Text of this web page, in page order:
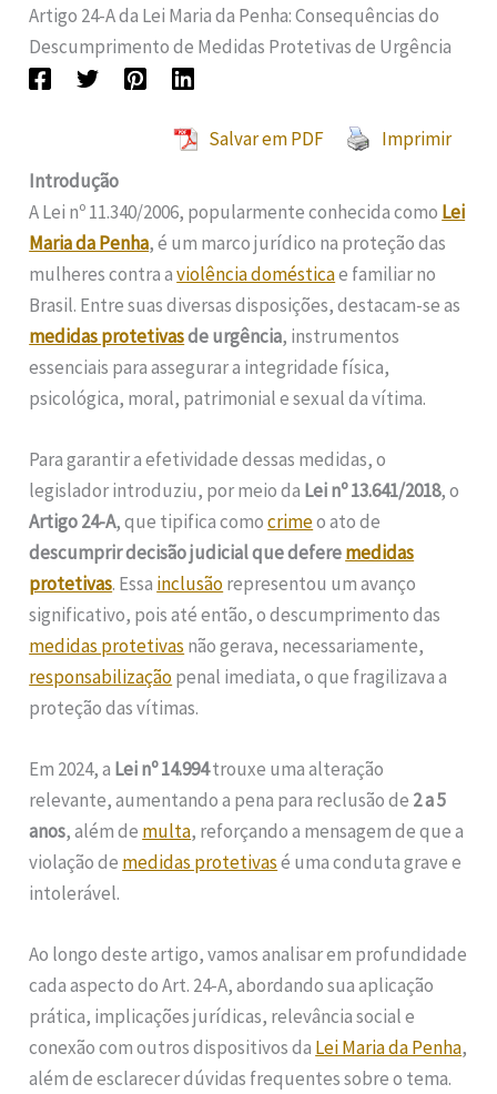
Artigo 24-A da Lei Maria da Penha: Consequências do
Descumprimento de Medidas Protetivas de Urgência
Salvar em PDF
Imprimir
Introdução
A Lei nº 11.340/2006, popularmente conhecida como Lei
Maria da Penha, é um marco jurídico na proteção das
mulheres contra aviolência domésticae familiar no
Brasil. Entre suas diversas disposições, destacam-se as
medidas protetivasde urgência, instrumentos
essenciais para assegurar a integridade física,
psicológica, moral, patrimonial e sexual da vítima.
Para garantir a efetividade dessas medidas, o
legislador introduziu, por meio da Lei nº 13.641/2018, o
Artigo 24-A, que tipifica comocrimeo ato de
descumprir decisão judicial que deferemedidas
protetivas. Essa inclusãorepresentou um avanço
significativo, pois até então, o descumprimento das
medidas protetivas não gerava, necessariamente,
responsabilizaçãopenal imediata, o que fragilizava a
proteção das vítimas.
Em 2024, a Lei nº 14.994trouxe uma alteração
relevante, aumentando a pena para reclusão de 2 a 5
anos, além de multa, reforçando a mensagem de que a
violação de medidas protetivasé uma conduta grave e
intolerável.
Ao longo deste artigo, vamos analisar em profundidade
cada aspecto do Art. 24-A, abordando sua aplicação
prática, implicações jurídicas, relevância social e
conexão com outros dispositivos da Lei Maria da Penha,
além de esclarecer dúvidas frequentes sobre o tema.